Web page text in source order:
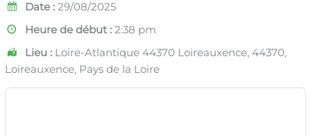
Date : 29/08/2025
Heure de début : 2:38 pm
Lieu : Loire-Atlantique 44370 Loireauxence, 44370,
Loireauxence, Pays de la Loire